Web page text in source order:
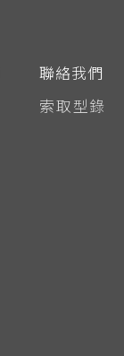
聯絡我們
索取型錄